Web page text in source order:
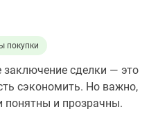
покупки
сделки — это
сэкономить. Но важно,
понятны и прозрачны.